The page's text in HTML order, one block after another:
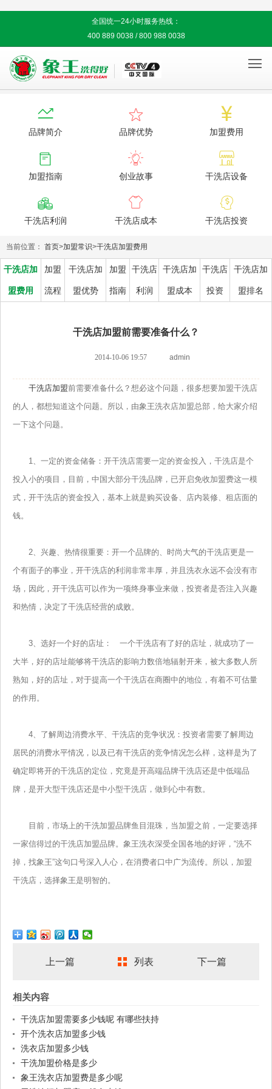
全国统一24小时服务热线：
400 889 0038 / 800 988 0038


品牌简介

品牌优势

加盟费用

加盟指南

创业故事

干洗店设备

干洗店利润

干洗店成本

干洗店投资
当前位置： 首页>加盟常识>干洗店加盟费用
干洗店加
盟费用
加盟
流程
干洗店加
盟优势
加盟
指南
干洗店
利润
干洗店加
盟成本
干洗店
投资
干洗店加
盟排名
干洗店加盟前需要准备什么？
2014-10-06 19:57 admin
干洗店加盟前需要准备什么？想必这个问题，很多想要加盟干洗店
的人，都想知道这个问题。所以，由象王洗衣店加盟总部，给大家介绍
一下这个问题。
1、一定的资金储备：开干洗店需要一定的资金投入，干洗店是个
投入小的项目，目前，中国大部分干洗品牌，已开启免收加盟费这一模
式，开干洗店的资金投入，基本上就是购买设备、店内装修、租店面的
钱。
2、兴趣、热情很重要：开一个品牌的、时尚大气的干洗店更是一
个有面子的事业，开干洗店的利润非常丰厚，并且洗衣永远不会没有市
场，因此，开干洗店可以作为一项终身事业来做，投资者是否注入兴趣
和热情，决定了干洗店经营的成败。
3、选好一个好的店址： 一个干洗店有了好的店址，就成功了一
大半，好的店址能够将干洗店的影响力数倍地辐射开来，被大多数人所
熟知，好的店址，对于提高一个干洗店在商圈中的地位，有着不可估量
的作用。
4、了解周边消费水平、干洗店的竞争状况：投资者需要了解周边
居民的消费水平情况，以及已有干洗店的竞争情况怎么样，这样是为了
确定即将开的干洗店的定位，究竟是开高端品牌干洗店还是中低端品
牌，是开大型干洗店还是中小型干洗店，做到心中有数。
目前，市场上的干洗加盟品牌鱼目混珠，当加盟之前，一定要选择
一家信得过的干洗店加盟品牌。象王洗衣深受全国各地的好评，“洗不
掉，找象王”这句口号深入人心，在消费者口中广为流传。所以，加盟
干洗店，选择象王是明智的。
上一篇 列表 下一篇
相关内容
干洗店加盟需要多少钱呢 有哪些扶持
开个洗衣店加盟多少钱
洗衣店加盟多少钱
干洗加盟价格是多少
象王洗衣店加盟费是多少呢